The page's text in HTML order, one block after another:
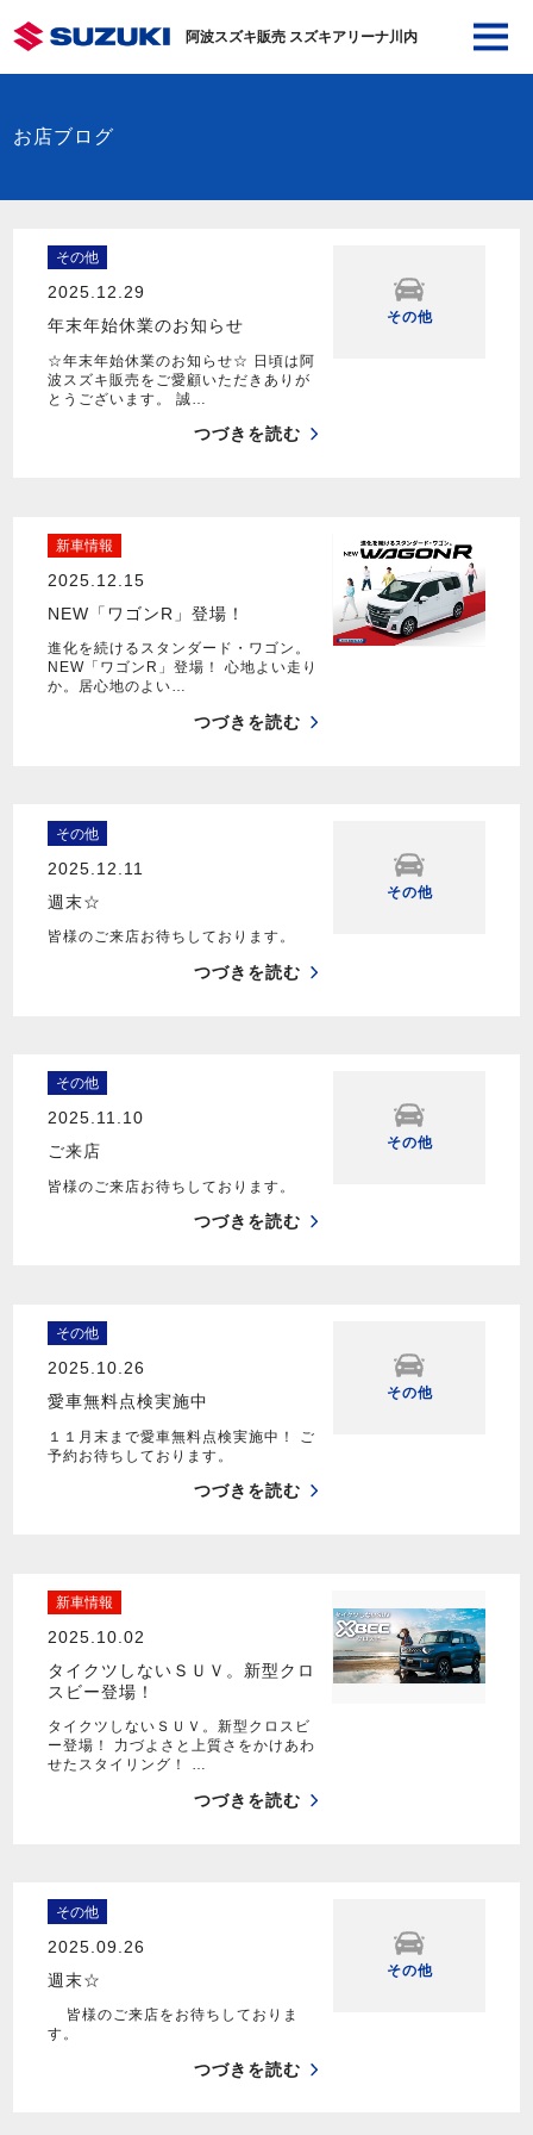
阿波スズキ販売 スズキアリーナ川内
お店ブログ
その他
2025.12.29
年末年始休業のお知らせ
☆年末年始休業のお知らせ☆ 日頃は阿
波スズキ販売をご愛顧いただきありが
とうございます。 誠…
つづきを読む
その他
新車情報
2025.12.15
NEW「ワゴンR」登場！
進化を続けるスタンダード・ワゴン。
NEW「ワゴンR」登場！ 心地よい走り
か。居心地のよい…
つづきを読む
その他
2025.12.11
週末☆
皆様のご来店お待ちしております。
つづきを読む
その他
その他
2025.11.10
ご来店
皆様のご来店お待ちしております。
つづきを読む
その他
その他
2025.10.26
愛車無料点検実施中
１１月末まで愛車無料点検実施中！ ご
予約お待ちしております。
つづきを読む
その他
新車情報
2025.10.02
タイクツしないＳＵＶ。新型クロ
スビー登場！
タイクツしないＳＵＶ。新型クロスビ
ー登場！ 力づよさと上質さをかけあわ
せたスタイリング！ …
つづきを読む
その他
2025.09.26
週末☆
皆様のご来店をお待ちしておりま
す。
つづきを読む
その他